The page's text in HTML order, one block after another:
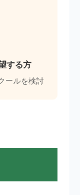
する方
ールを検討